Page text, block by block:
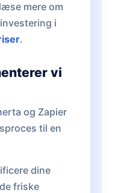
mere om
i
.
vi
og Zapier
til en
dine
friske